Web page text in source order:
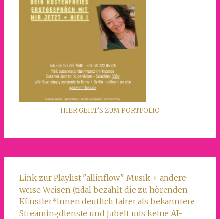
HIER GEHT'S ZUM PORTFOLIO
Link zur Playlist "allinflow" Musik + andere
weise Weisen (tidal bezahlt die zu hörenden
Künstler*innen deutlich fairer als bekanntere
Streamingdienste und jubelt uns keine AI-